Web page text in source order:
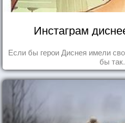
Инстаграм
Если бы герои Диснея имели
бы